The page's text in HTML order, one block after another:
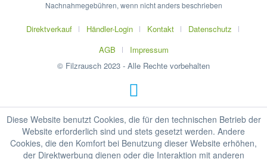
Nachnahmegebühren, wenn nicht anders beschrieben
Direktverkauf Händler-Login Kontakt
Datenschutz
AGB
Impressum
© Filzrausch 2023 - Alle Rechte vorbehalten
Diese Website benutzt Cookies, die für den technischen Betrieb der
Website erforderlich sind und stets gesetzt werden. Andere
Cookies, die den Komfort bei Benutzung dieser Website erhöhen,
der Direktwerbung dienen oder die Interaktion mit anderen